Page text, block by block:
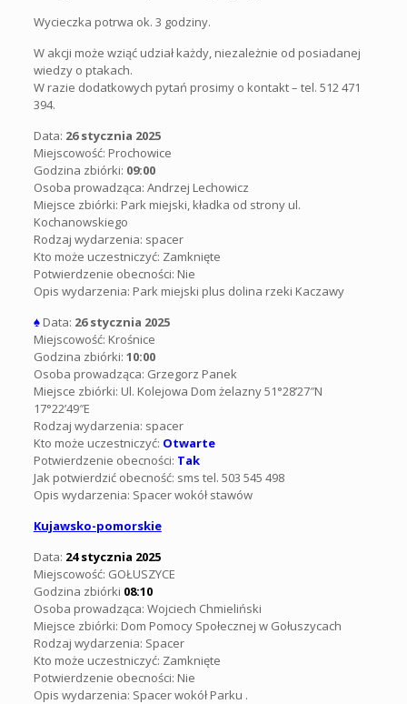
Wycieczka potrwa ok. 3 godziny.
W akcji może wziąć udział każdy, niezależnie od posiadanej
wiedzy o ptakach.
W razie dodatkowych pytań prosimy o kontakt – tel. 512 471
394.
Data: 26 stycznia 2025
Miejscowość: Prochowice
Godzina zbiórki: 09:00
Osoba prowadząca: Andrzej Lechowicz
Miejsce zbiórki: Park miejski, kładka od strony ul.
Kochanowskiego
Rodzaj wydarzenia: spacer
Kto może uczestniczyć: Zamknięte
Potwierdzenie obecności: Nie
Opis wydarzenia: Park miejski plus dolina rzeki Kaczawy
♠ Data: 26 stycznia 2025
Miejscowość: Krośnice
Godzina zbiórki: 10:00
Osoba prowadząca: Grzegorz Panek
Miejsce zbiórki: Ul. Kolejowa Dom żelazny 51°28’27″N
17°22’49″E
Rodzaj wydarzenia: spacer
Kto może uczestniczyć: Otwarte
Potwierdzenie obecności: Tak
Jak potwierdzić obecność: sms tel. 503 545 498
Opis wydarzenia: Spacer wokół stawów
Kujawsko-pomorskie
Data: 24 stycznia 2025
Miejscowość: GOŁUSZYCE
Godzina zbiórki 08:10
Osoba prowadząca: Wojciech Chmieliński
Miejsce zbiórki: Dom Pomocy Społecznej w Gołuszycach
Rodzaj wydarzenia: Spacer
Kto może uczestniczyć: Zamknięte
Potwierdzenie obecności: Nie
Opis wydarzenia: Spacer wokół Parku .